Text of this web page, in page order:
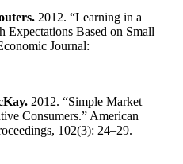
2012. “Learning in a
Based on Small
Journal:
2012. “Simple Market
Consumers.” American
102(3): 24–29.